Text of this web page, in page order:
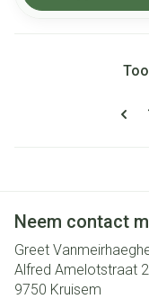
Neem contact
Greet
Alfred Amelotstraat
9750 Kruisem